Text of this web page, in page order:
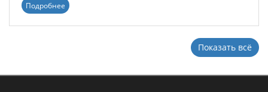
Подробнее
Показать всё